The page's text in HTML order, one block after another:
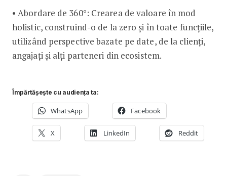
• Abordare de 360°: Crearea de valoare în mod
holistic, construind-o de la zero și în toate funcțiile,
utilizând perspective bazate pe date, de la clienți,
angajați și alți parteneri din ecosistem.
Împărtășește cu audiența ta:
WhatsApp Facebook
X LinkedIn Reddit